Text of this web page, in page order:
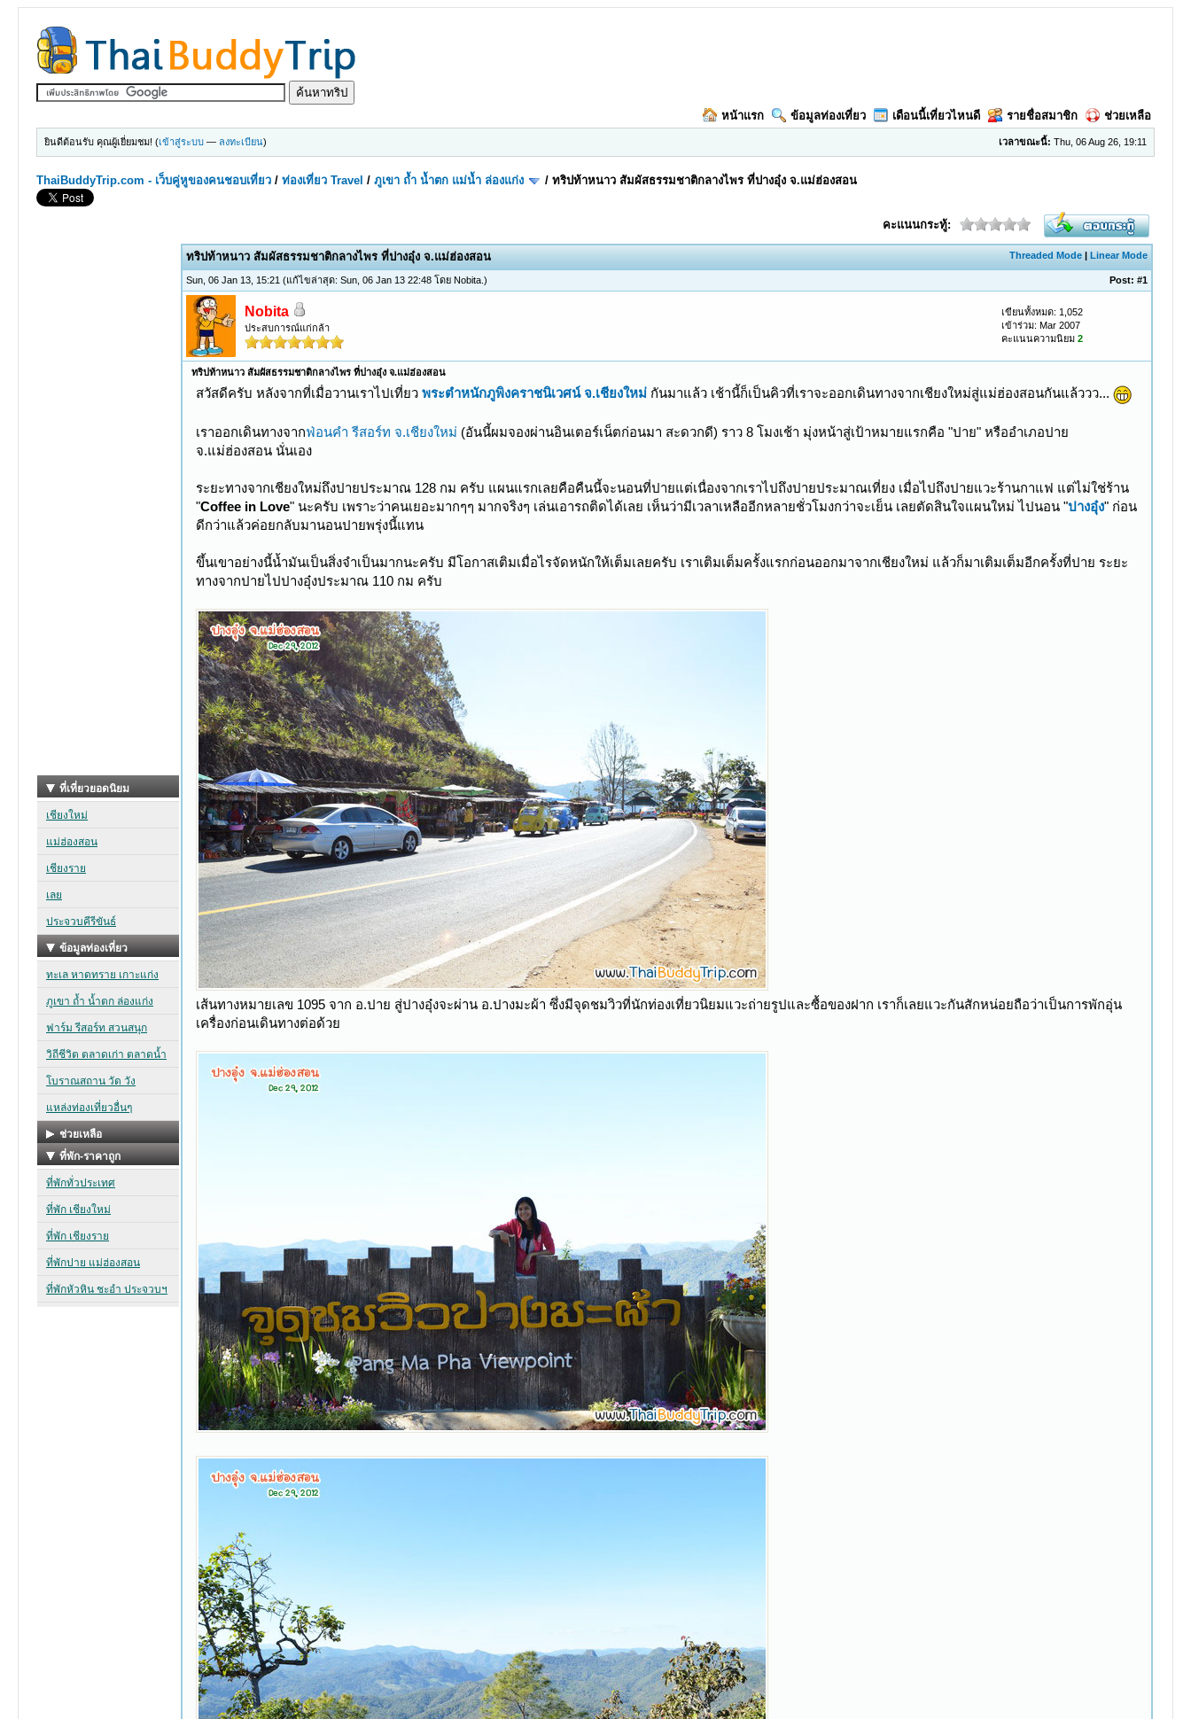
หน้าแรก ข้อมูลท่องเที่ยว เดือนนี้เที่ยวไหนดี รายชื่อสมาชิก ช่วยเหลือ
เวลาขณะนี้: Thu, 06 Aug 26, 19:11
ยินดีต้อนรับ คุณผู้เยี่ยมชม! (เข้าสู่ระบบ — ลงทะเบียน)
ThaiBuddyTrip.com - เว็บคู่หูของคนชอบเที่ยว /ท่องเที่ยว Travel /ภูเขา ถ้ำ น้ำตก แม่น้ำ ล่องแก่ง /ทริปท้าหนาว สัมผัสธรรมชาติกลางไพร ที่ปางอุ๋ง จ.แม่ฮ่องสอน
คะแนนกระทู้:
Threaded Mode |Linear Mode
ทริปท้าหนาว สัมผัสธรรมชาติกลางไพร ที่ปางอุ๋ง จ.แม่ฮ่องสอน
Sun, 06 Jan 13, 15:21(แก้ไขล่าสุด: Sun, 06 Jan 13 22:48 โดยNobita .) Post:#1
Nobita
ประสบการณ์แก่กล้า
เขียนทั้งหมด: 1,052
เข้าร่วม: Mar 2007
คะแนนความนิยม2
ทริปท้าหนาว สัมผัสธรรมชาติกลางไพร ที่ปางอุ๋ง จ.แม่ฮ่องสอน
สวัสดีครับ หลังจากที่เมื่อวานเราไปเที่ยวพระตำหนักภูพิงคราชนิเวศน์ จ.เชียงใหม่ กันมาแล้ว เช้านี้ก็เป็นคิวที่เราจะออกเดินทางจากเชียงใหม่สู่แม่ฮ่องสอนกันแล้ววว...
เราออกเดินทางจากฟ่อนคำ รีสอร์ท จ.เชียงใหม่ (อันนี้ผมจองผ่านอินเตอร์เน็ตก่อนมา สะดวกดี) ราว 8 โมงเช้า มุ่งหน้าสู่เป้าหมายแรกคือ "ปาย" หรืออำเภอปาย
จ.แม่ฮ่องสอน นั่นเอง
ระยะทางจากเชียงใหม่ถึงปายประมาณ 128 กม ครับ แผนแรกเลยคือคืนนี้จะนอนที่ปายแต่เนื่องจากเราไปถึงปายประมาณเที่ยง เมื่อไปถึงปายแวะร้านกาแฟ แต่ไม่ใช่ร้าน
"Coffee in Love" นะครับ เพราะว่าคนเยอะมากๆๆ มากจริงๆ เล่นเอารถติดได้เลย เห็นว่ามีเวลาเหลืออีกหลายชั่วโมงกว่าจะเย็น เลยตัดสินใจแผนใหม่ ไปนอน "ปางอุ๋ง" ก่อน
ดีกว่าแล้วค่อยกลับมานอนปายพรุ่งนี้แทน
ขึ้นเขาอย่างนี้น้ำมันเป็นสิ่งจำเป็นมากนะครับ มีโอกาสเติมเมื่อไรจัดหนักให้เต็มเลยครับ เราเติมเต็มครั้งแรกก่อนออกมาจากเชียงใหม่ แล้วก็มาเติมเต็มอีกครั้งที่ปาย ระยะ
ทางจากปายไปปางอุ๋งประมาณ 110 กม ครับ
เส้นทางหมายเลข 1095 จาก อ.ปาย สู่ปางอุ๋งจะผ่าน อ.ปางมะผ้า ซึ่งมีจุดชมวิวที่นักท่องเที่ยวนิยมแวะถ่ายรูปและซื้อของฝาก เราก็เลยแวะกันสักหน่อยถือว่าเป็นการพักอุ่น
เครื่องก่อนเดินทางต่อด้วย